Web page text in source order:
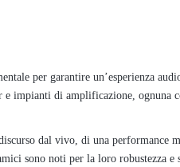
per garantire un’esperienza
impianti di amplificazione, ognuna
dal vivo, di una performance
sono noti per la loro robustezza e